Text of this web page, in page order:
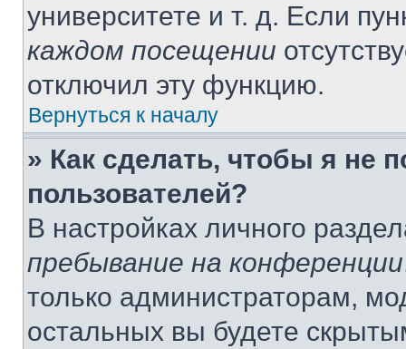
университете и т. д. Если
каждом посещении
отключил эту функцию.
Вернуться к началу
» Как сделать, чтобы я не
пользователей?
В настройках личного
пребывание на конференции
только администраторам,
остальных вы будете